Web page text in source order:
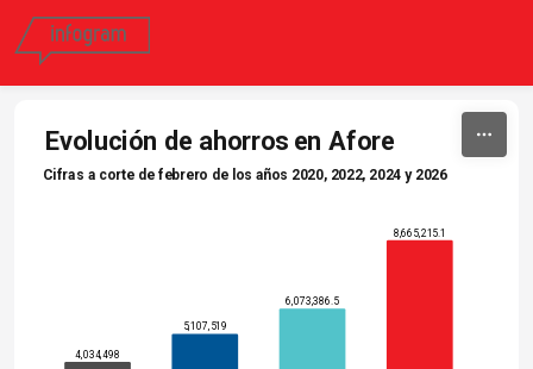
Evolución de ahorros en Afore
Cifras a corte de febrero de los años 2020, 2022, 2024 y 2026
4,034,498
5,107,519
6,073,386.5
8,665,215.1